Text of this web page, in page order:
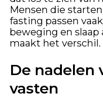
Mensen die
fasting passen
beweging en slaap
maakt het verschil.
De nadelen
vasten